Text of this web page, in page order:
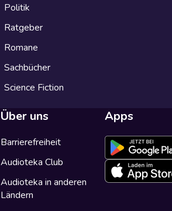
Politik
Ratgeber
Romane
Sachbücher
Science Fiction
Über uns
Barrierefreiheit
Audioteka Club
Audioteka in anderen
Ländern
Apps